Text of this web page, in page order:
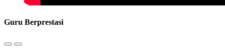
Guru Berprestasi